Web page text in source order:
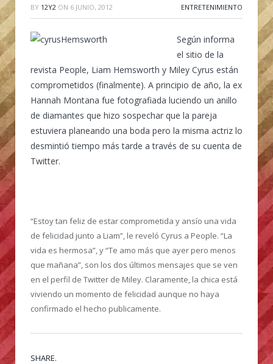
BY 12Y2 ON 6 JUNIO, 2012 ENTRETENIMIENTO
Según informa
el sitio de la
revista People, Liam Hemsworth y Miley Cyrus están
comprometidos (finalmente). A principio de año, la ex
Hannah Montana fue fotografiada luciendo un anillo
de diamantes que hizo sospechar que la pareja
estuviera planeando una boda pero la misma actriz lo
desmintió tiempo más tarde a través de su cuenta de
Twitter.
“Estoy tan feliz de estar comprometida y ansío una vida
de felicidad junto a Liam”, le reveló Cyrus a People. “La
vida es hermosa”, y “Te amo más que ayer pero menos
que mañana”, son los dos últimos mensajes que se ven
en el perfil de Twitter de Miley. Claramente, la chica está
viviendo un momento de felicidad aunque no haya
confirmado el hecho publicamente.
SHARE.